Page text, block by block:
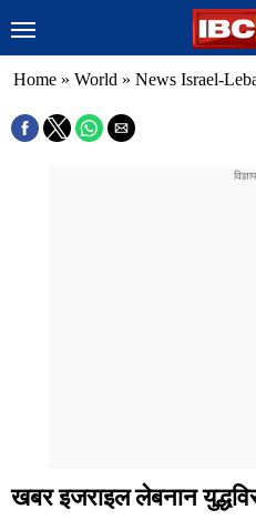
Home » World » News Israel-
खबर इजराइल लेबनान